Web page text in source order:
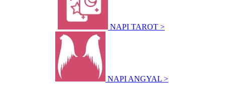
NAPI TAROT >
NAPI ANGYAL >